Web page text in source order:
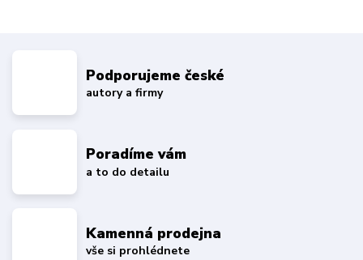
Podporujeme české
autory a firmy
Poradíme vám
a to do detailu
Kamenná prodejna
vše si prohlédnete